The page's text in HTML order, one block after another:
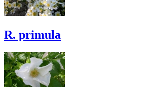
R. primula